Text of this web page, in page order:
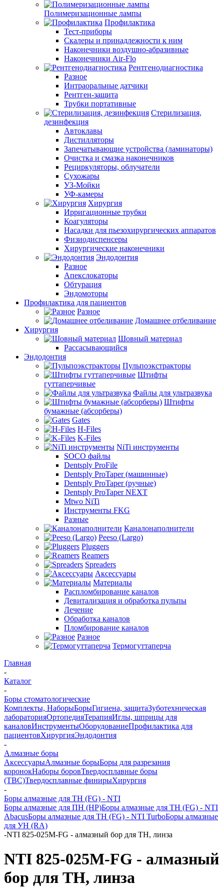
Полимеризационные лампы
Профилактика
Тест-приборы
Скалеры и принадлежности к ним
Наконечники воздушно-абразивные
Наконечники Air-Flo
Рентгенодиагностика
Разное
Интраоральные датчики
Рентген-защита
Трубки портативные
Стерилизация,
дезинфекция
Автоклавы
Дистилляторы
Запечатывающие устройства (ламинаторы)
Очистка и смазка наконечников
Рециркуляторы, облучатели
Сухожары
УЗ-Мойки
УФ-камеры
Хирургия
Ирригационные трубки
Коагуляторы
Насадки для пьезохирургических аппаратов
Физиодиспенсеры
Хирургические наконечники
Эндодонтия
Разное
Апекслокаторы
Обтурация
Эндомоторы
Профилактика для пациентов
Разное
Домашнее отбеливание
Хирургия
Шовный материал
Рассасывающийся
Эндодонтия
Пульпоэкстракторы
Штифты
гуттаперчивые
Файлы для ультразвука
Штифты
бумажные (абсорберы)
Gates
H-Files
K-Files
NiTi инструменты
SOCO файлы
Dentsply ProFile
Dentsply ProTaper (машинные)
Dentsply ProTaper (ручные)
Dentsply ProTaper NEXT
Mtwo NiTi
Инструменты FKG
Разные
Каналонаполнители
Peeso (Largo)
Pluggers
Reamers
Spreaders
Аксессуары
Материалы
Распломбирование каналов
Девитализация и обработка пульпы
Лечение
Обработка каналов
Пломбирование каналов
Разное
Термогуттаперча
Главная
-
Каталог
-
Боры стоматологические
Комплекты, НаборыБорыГигиена, защитаЗуботехническая
лабораторияОртопедияТерапияИглы, шприцы для
каналовИнструментыОборудованиеПрофилактика для
пациентовХирургияЭндодонтия
-
Алмазные боры
АксессуарыАлмазные борыБоры для разрезания
коронокНаборы боровТвердосплавные боры
(ТВС)Твердосплавные финирыХирургия
-
Боры алмазные для ТН (FG) - NTI
Боры алмазные для ПН (HP)Боры алмазные для ТН (FG) - NTI
AbacusБоры алмазные для ТН (FG) - NTI TurboБоры алмазные
для УН (RA)
-NTI 825-025M-FG - алмазный бор для ТН, линза
NTI 825-025M-FG - алмазный
бор для ТН, линза